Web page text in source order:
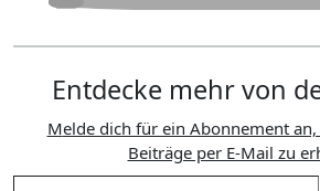
Entdecke mehr von
Melde dich für ein Abonnement an, um die neuesten
Beiträge per E-Mail zu
Gib deine E-Mail-Adresse ein ...